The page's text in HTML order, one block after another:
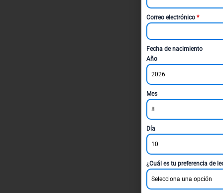
Correo electrónico *
Fecha de nacimiento
Año
2026
Mes
8
Día
10
¿Cuál es tu preferencia de
Selecciona una opción